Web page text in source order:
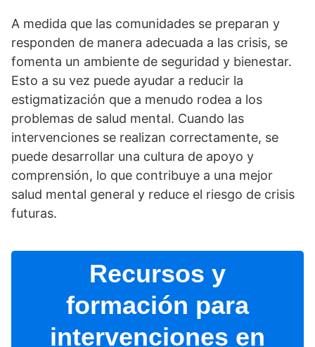
A medida que las comunidades se preparan y
responden de manera adecuada a las crisis, se
fomenta un ambiente de seguridad y bienestar.
Esto a su vez puede ayudar a reducir la
estigmatización que a menudo rodea a los
problemas de salud mental. Cuando las
intervenciones se realizan correctamente, se
puede desarrollar una cultura de apoyo y
comprensión, lo que contribuye a una mejor
salud mental general y reduce el riesgo de crisis
futuras.
Recursos y
formación para
intervenciones en